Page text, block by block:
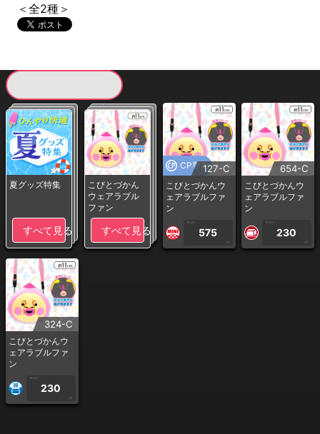
＜全2種＞
夏グッズ特集
すべて見る
こびとづかん
ウェアラブル
ファン
すべて見る
CP専用127-C
こびとづかんウ
ェアラブルファ
ン
1PLAY
575
CP
654-C
こびとづかんウ
ェアラブルファ
ン
1PLAY
230
CP
324-C
こびとづかんウ
ェアラブルファ
ン
1PLAY
230
CP